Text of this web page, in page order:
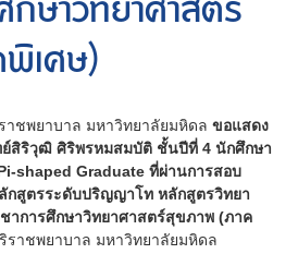
กษาวิทยาศาสตร์
เศษ)
พยาบาล มหาวิทยาลัยมหิดล ขอแสดง
สิริวุฒิ ศิริพรหมสมบัติ ชั้นปีที่ 4 นักศึกษา
shaped Graduate ที่ผ่านการสอบ
กสูตรระดับปริญญาโท หลักสูตรวิทยา
การศึกษาวิทยาศาสตร์สุขภาพ (ภาค
าชพยาบาล มหาวิทยาลัยมหิดล